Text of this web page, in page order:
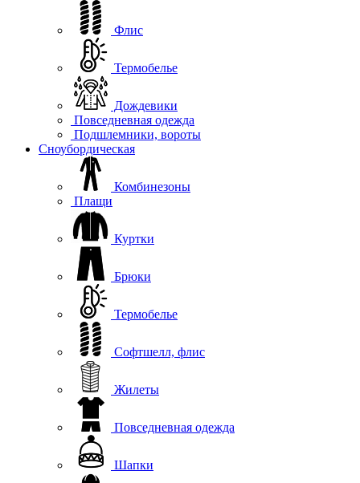
Флис
Термобелье
Дождевики
Повседневная одежда
Подшлемники, вороты
Сноубордическая
Комбинезоны
Плащи
Куртки
Брюки
Термобелье
Софтшелл, флис
Жилеты
Повседневная одежда
Шапки